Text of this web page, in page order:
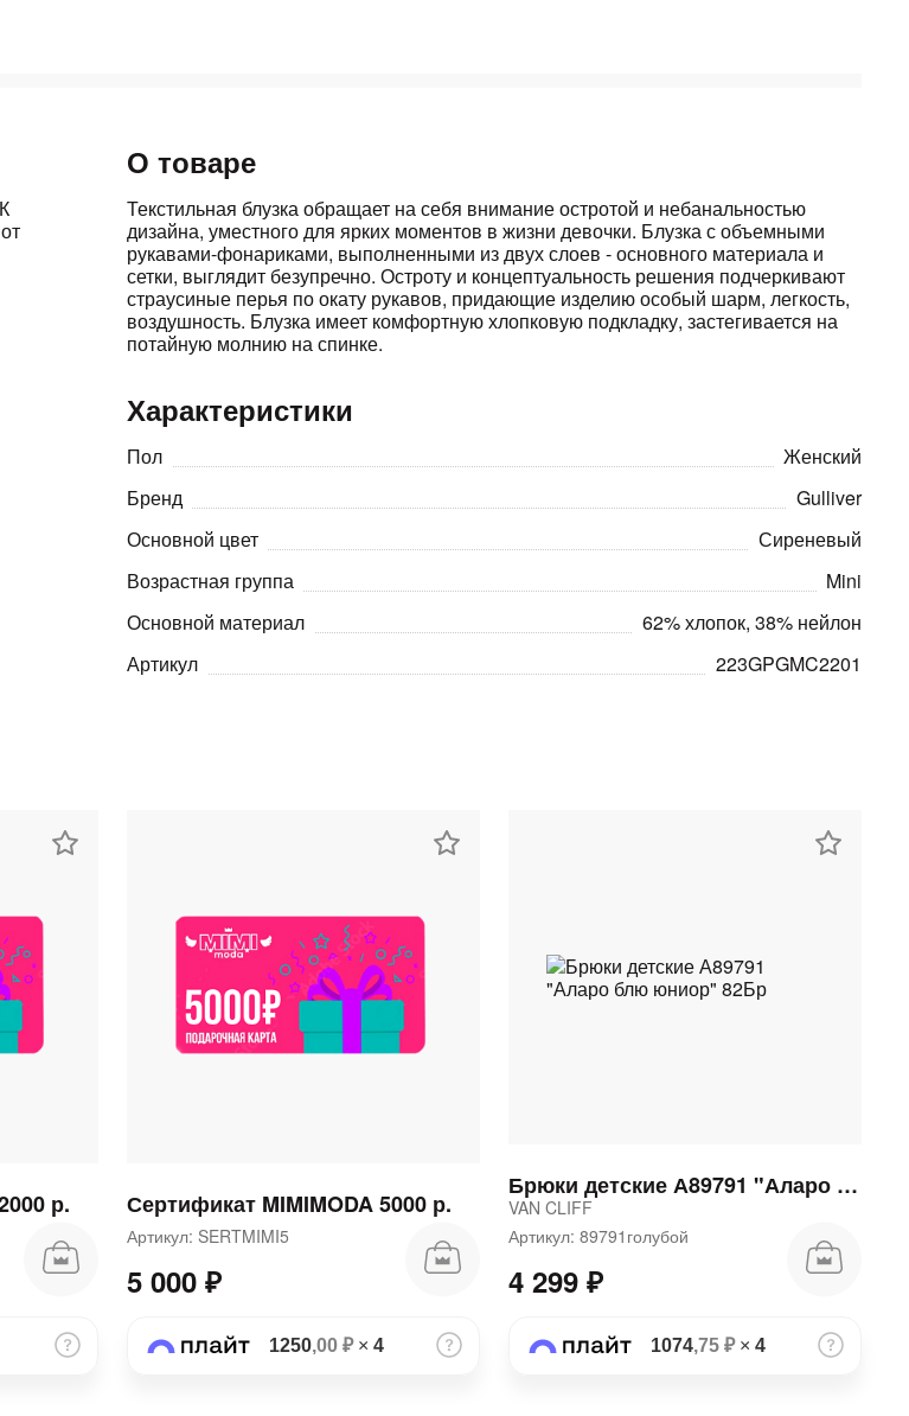
О товаре
Текстильная блузка обращает на себя внимание остротой и небанальностью
дизайна, уместного для ярких моментов в жизни девочки. Блузка с объемными
рукавами-фонариками, выполненными из двух слоев - основного материала и
сетки, выглядит безупречно. Остроту и концептуальность решения подчеркивают
страусиные перья по окату рукавов, придающие изделию особый шарм, легкость,
воздушность. Блузка имеет комфортную хлопковую подкладку, застегивается на
потайную молнию на спинке.
Характеристики
Пол
Женский
Бренд
Gulliver
Основной цвет
Сиреневый
Возрастная группа
Mini
Основной материал
62% хлопок, 38% нейлон
Артикул
223GPGMC2201
р. Сертификат MIMIMODA 5000 р.
Артикул: SERTMIMI5
5 000 ₽
1250,00 ₽× 4
Брюки детские А89791 "Аларо блю юниор" 82Бр
VAN CLIFF
Артикул: 89791голубой
4 299 ₽
1074,75 ₽× 4
сегодня только
выбранный способом
каждые 2 недели
оплате Плайтом
раз в 2 недели